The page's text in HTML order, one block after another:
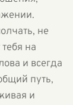
не
на
и всегда
путь,
и